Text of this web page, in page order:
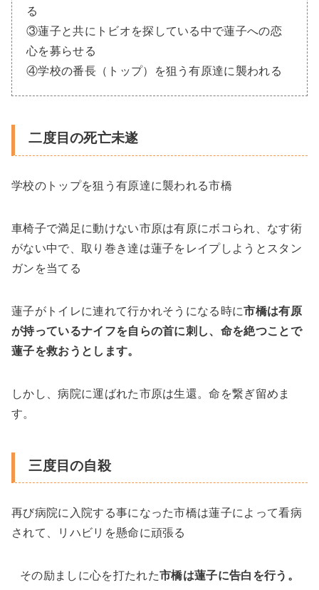
る
③蓮子と共にトビオを探している中で蓮子への恋
心を募らせる
④学校の番長（トップ）を狙う有原達に襲われる
二度目の死亡未遂
学校のトップを狙う有原達に襲われる市橋
車椅子で満足に動けない市原は有原にボコられ、なす術
がない中で、取り巻き達は蓮子をレイプしようとスタン
ガンを当てる
蓮子がトイレに連れて行かれそうになる時に市橋は有原
が持っているナイフを自らの首に刺し、命を絶つことで
蓮子を救おうとします。
しかし、病院に運ばれた市原は生還。命を繋ぎ留めま
す。
三度目の自殺
再び病院に入院する事になった市橋は蓮子によって看病
されて、リハビリを懸命に頑張る
その励ましに心を打たれた市橋は蓮子に告白を行う。